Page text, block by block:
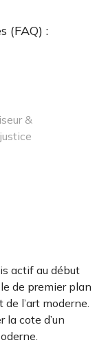
(FAQ) :
&
actif au début
de premier plan
l’art moderne.
la cote d’un